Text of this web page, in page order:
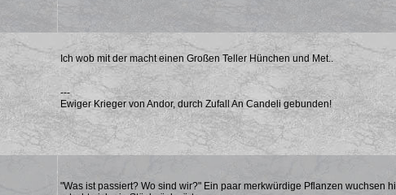
Ich wob mit der macht einen Großen Teller Hünchen und Met..
---
Ewiger Krieger von Andor, durch Zufall An Candeli gebunden!
"Was ist passiert? Wo sind wir?" Ein paar merkwürdige Pflanzen wuchsen